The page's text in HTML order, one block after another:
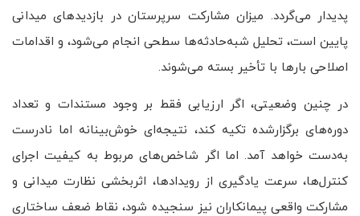
پدیدار می‌گردد. میزان مشارکت سرپرستان در بازدیدهای میدانی
پایین است، تحلیل شبه‌حادثه‌ها سطحی انجام می‌شود، و اقدامات
اصلاحی بارها با تأخیر بسته می‌شوند.
در چنین وضعیتی، اگر ارزیابی فقط بر وجود مستندات و تعداد
دوره‌های برگزارشده تکیه کند، نتیجه‌ای خوش‌بینانه اما نادرست
به‌دست خواهد آمد. اما اگر شاخص‌های مربوط به کیفیت اجرای
کنترل‌ها، سرعت یادگیری از رویدادها، اثربخشی نظارت میدانی و
مشارکت واقعی پیمانکاران نیز سنجیده شود، نقاط ضعف ساختاری